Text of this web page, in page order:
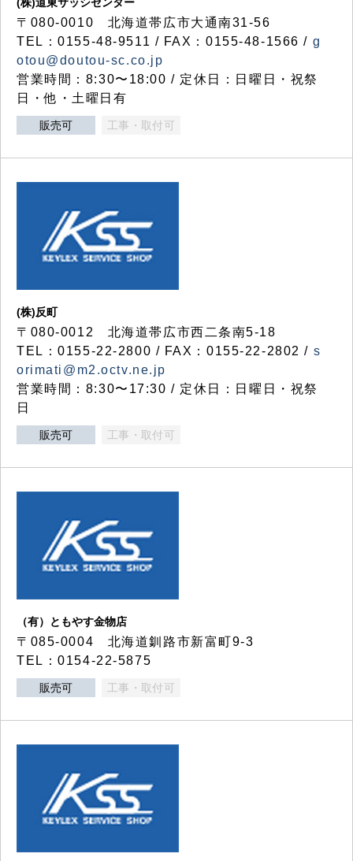
〒080-0010 北海道帯広市大通南31-56
TEL：0155-48-9511 / FAX：0155-48-1566 / g
otou@doutou-sc.co.jp
営業時間：8:30〜18:00 / 定休日：日曜日・祝祭
日・他・土曜日有
販売可 工事・取付可
(株)反町
〒080-0012 北海道帯広市西二条南5-18
TEL：0155-22-2800 / FAX：0155-22-2802 / s
orimati@m2.octv.ne.jp
営業時間：8:30〜17:30 / 定休日：日曜日・祝祭
日
販売可 工事・取付可
（有）ともやす金物店
〒085-0004 北海道釧路市新富町9-3
TEL：0154-22-5875
販売可 工事・取付可